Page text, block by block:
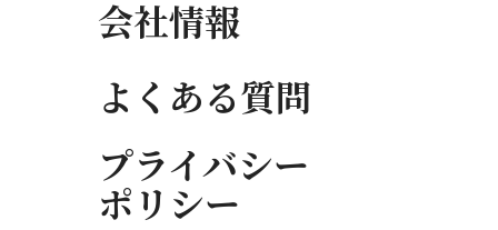
会社情報
よくある質問
プライバシー
ポリシー